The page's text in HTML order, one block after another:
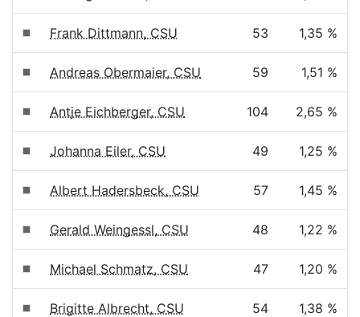
Frank Dittmann, CSU 53 1,35 %
Andreas Obermaier, CSU 59 1,51 %
Antje Eichberger, CSU 104 2,65 %
Johanna Eiler, CSU 49 1,25 %
Albert Hadersbeck, CSU 57 1,45 %
Gerald Weingessl, CSU 48 1,22 %
Michael Schmatz, CSU 47 1,20 %
Brigitte Albrecht, CSU 54 1,38 %